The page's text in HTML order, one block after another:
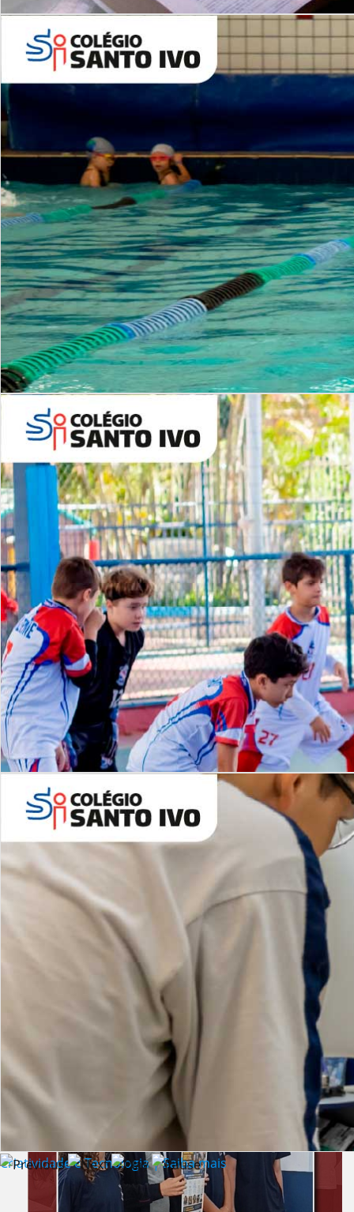
Leituras Literárias
Período Integral | Saiba mais
Desafios | Saiba mais
Criatividade e Tecnologia | Saiba mais
ALUNOS NOVOS
Entre em Contato
INSTITUCIONAL
Lista de vídeos
NOSSOCANAL